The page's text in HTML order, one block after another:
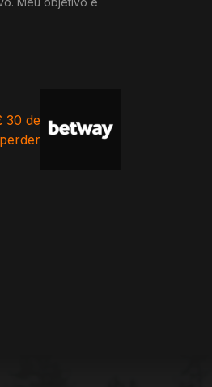
30 de